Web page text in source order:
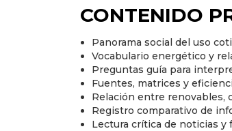
CONTENIDO
Panorama social del uso
Vocabulario energético y
Preguntas guía para
Fuentes, matrices y
Relación entre renovables,
Registro comparativo de
Lectura crítica de noticias y